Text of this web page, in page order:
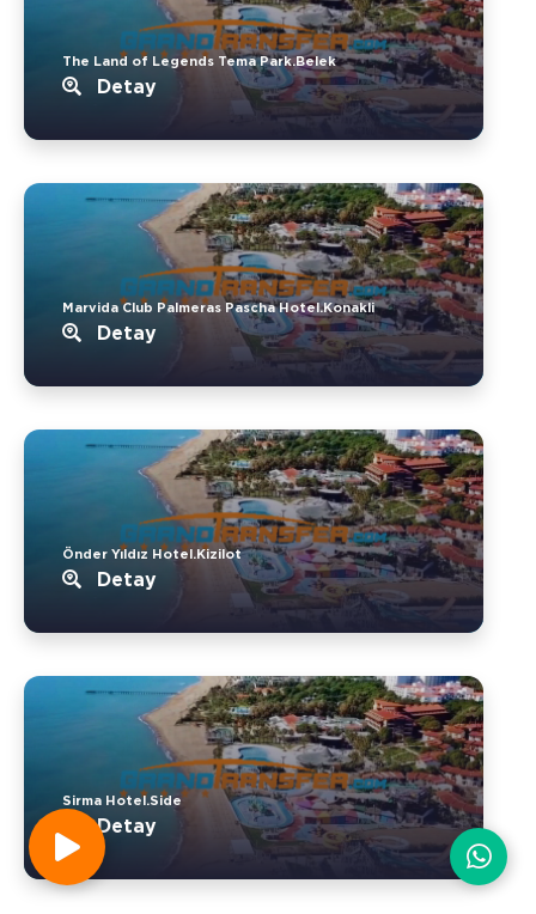
The Land of Legends Tema Park.Belek
Detay
Marvida Club Palmeras Pascha Hotel.Konakli
Detay
Önder Yıldız Hotel.Kizilot
Detay
Sirma Hotel.Side
Detay